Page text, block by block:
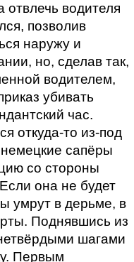
водителя
позволив
наружу и
но, сделав так,
водителем,
убивать
час.
откуда-то из-под
сапёры
со стороны
она не будет
умрут в дерьме, в
Поднявшись из
шагами
Первым